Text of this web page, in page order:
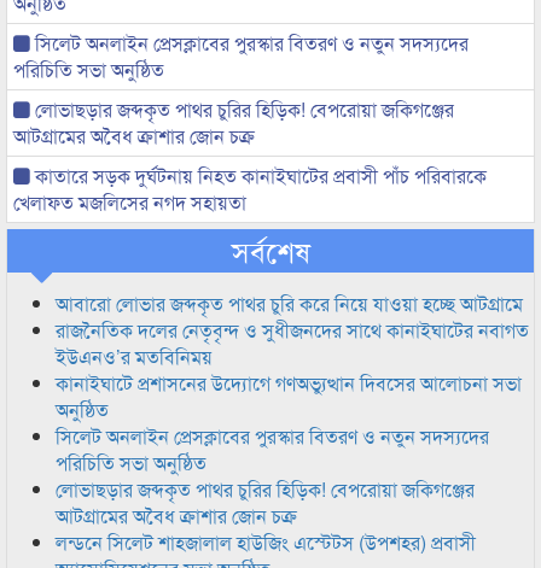
সিলেট অনলাইন প্রেসক্লাবের পুরস্কার বিতরণ ও নতুন সদস্যদের
পরিচিতি সভা অনুষ্ঠিত
লোভাছড়ার জব্দকৃত পাথর চুরির হিড়িক! বেপরোয়া জকিগঞ্জের
আটগ্রামের অবৈধ ক্রাশার জোন চক্র
কাতারে সড়ক দুর্ঘটনায় নিহত কানাইঘাটের প্রবাসী পাঁচ পরিবারকে
খেলাফত মজলিসের নগদ সহায়তা
সর্বশেষ
আবারো লোভার জব্দকৃত পাথর চুরি করে নিয়ে যাওয়া হচ্ছে আটগ্রামে
রাজনৈতিক দলের নেতৃবৃন্দ ও সুধীজনদের সাথে কানাইঘাটের নবাগত
ইউএনও’র মতবিনিময়
কানাইঘাটে প্রশাসনের উদ্যোগে গণঅভ্যুত্থান দিবসের আলোচনা সভা
অনুষ্ঠিত
সিলেট অনলাইন প্রেসক্লাবের পুরস্কার বিতরণ ও নতুন সদস্যদের
পরিচিতি সভা অনুষ্ঠিত
লোভাছড়ার জব্দকৃত পাথর চুরির হিড়িক! বেপরোয়া জকিগঞ্জের
আটগ্রামের অবৈধ ক্রাশার জোন চক্র
লন্ডনে সিলেট শাহজালাল হাউজিং এস্টেটস (উপশহর) প্রবাসী